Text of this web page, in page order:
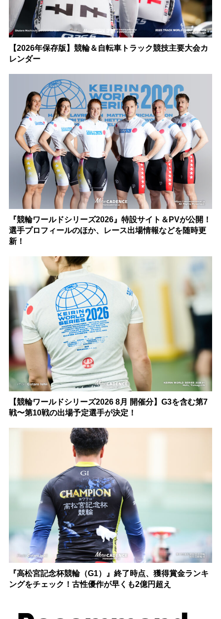
【2026年保存版】競輪＆自転車トラック競技主要大会カ
レンダー
『競輪ワールドシリーズ2026』特設サイト＆PVが公開！
選手プロフィールのほか、レース出場情報などを随時更
新！
【競輪ワールドシリーズ2026 8月 開催分】G3を含む第7
戦〜第10戦の出場予定選手が決定！
『高松宮記念杯競輪（G1）』終了時点、獲得賞金ランキ
ングをチェック！古性優作が早くも2億円超え